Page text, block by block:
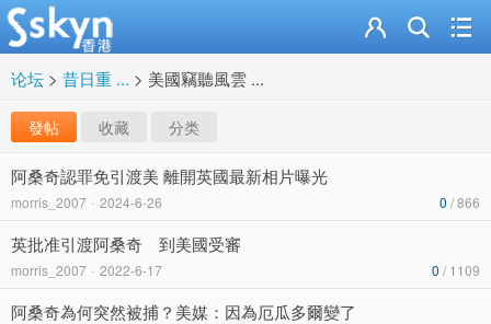
论坛 > 昔日重 ... > 美國竊聽風雲 ...
發帖 收藏 分类
阿桑奇認罪免引渡美 離開英國最新相片曝光
morris_2007 - 2024-6-26 0 / 866
英批准引渡阿桑奇 到美國受審
morris_2007 - 2022-6-17 0 / 1109
阿桑奇為何突然被捕？美媒：因為厄瓜多爾變了